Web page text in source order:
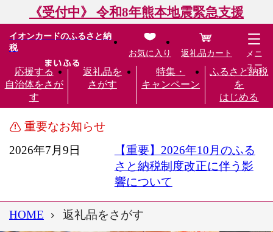
《受付中》 令和8年熊本地震緊急支援
イオンカードのふるさと納
税
応援する
自治体をさが
す
返礼品を
さがす
特集・
キャンペーン
ふるさと納税
を
はじめる
お気に入り 返礼品カート
メニ
ュー
重要なお知らせ
2026年7月9日
【重要】2026年10月のふる
さと納税制度改正に伴う影
響について
HOME 返礼品をさがす